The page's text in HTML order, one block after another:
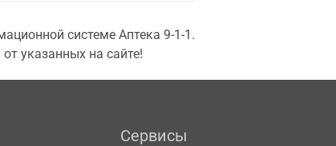
системе Аптека 9-1-1.
указанных на сайте!
Сервисы